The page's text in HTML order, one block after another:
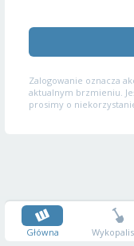
Zalogowanie oznacza
aktualnym brzmieniu.
prosimy o
Główna